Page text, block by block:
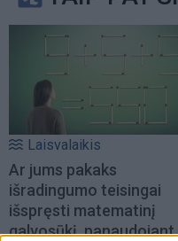
Laisvalaikis
Ar jums pakaks
išradingumo teisingai
išspręsti matematinį
galvosūkį, panaudojant